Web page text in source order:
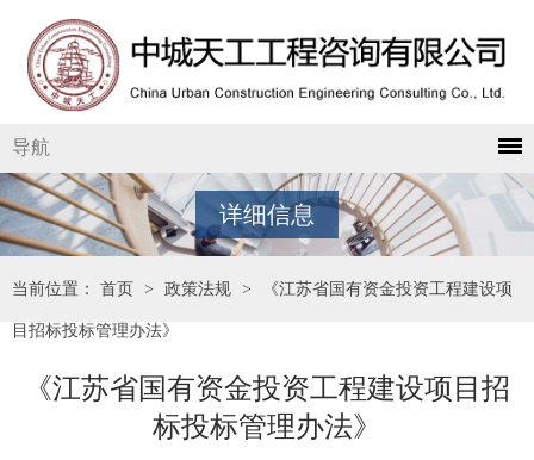
导航
详细信息
当前位置： 首页 > 政策法规 > 《江苏省国有资金投资工程建设项
目招标投标管理办法》
《江苏省国有资金投资工程建设项目招
标投标管理办法》